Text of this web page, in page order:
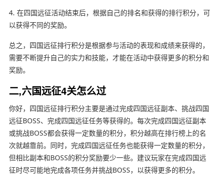
4. 在四国远征活动结束后，根据自己的排名和获得的排行积分，可
以获得不同的奖励。
总之，四国远征排行积分是根据参与活动的表现和成绩来获得的，
需要不断提升自己的实力和技能，才能在活动中获得更多的积分和
奖励。
二,六国远征4关怎么过
你好，四国远征排行积分主要是通过完成四国远征副本、挑战四国
远征BOSS、完成四国远征任务等获得的。每次完成四国远征副本
或挑战BOSS都会获得一定数量的积分，积分越高在排行榜上的名
次就越靠前。同时，完成四国远征任务也能获得一定数量的积分，
但相比副本和BOSS的积分奖励要少一些。建议玩家在完成四国远
征时尽可能地完成各项任务并挑战BOSS，以获得更多的积分。